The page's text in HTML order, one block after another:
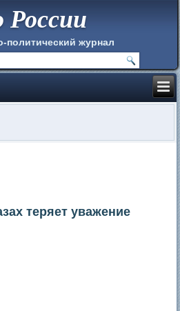
России
политический журнал
теряет уважение